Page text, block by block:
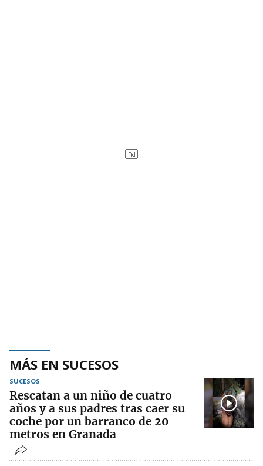
MÁS EN SUCESOS
SUCESOS
Rescatan a un niño de cuatro
años y a sus padres tras caer su
coche por un barranco de 20
metros en Granada